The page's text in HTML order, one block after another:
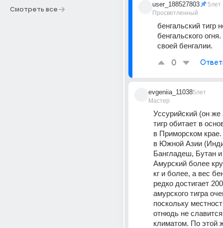
Смотреть все
user_188527803
Просветленный
5лет
бенгальский тигр
бенгальского
своей бенгалии.
0
evgeniia_11038
Мастер
5лет
Уссурийский (он же
тигр обитает в
в Приморском крае.
в Южной Азии
Бангладеш, Бутан
Амурский более
кг и более, а вес
редко достигает
амурского тигра
поскольку
отнюдь не
климатом. По этой